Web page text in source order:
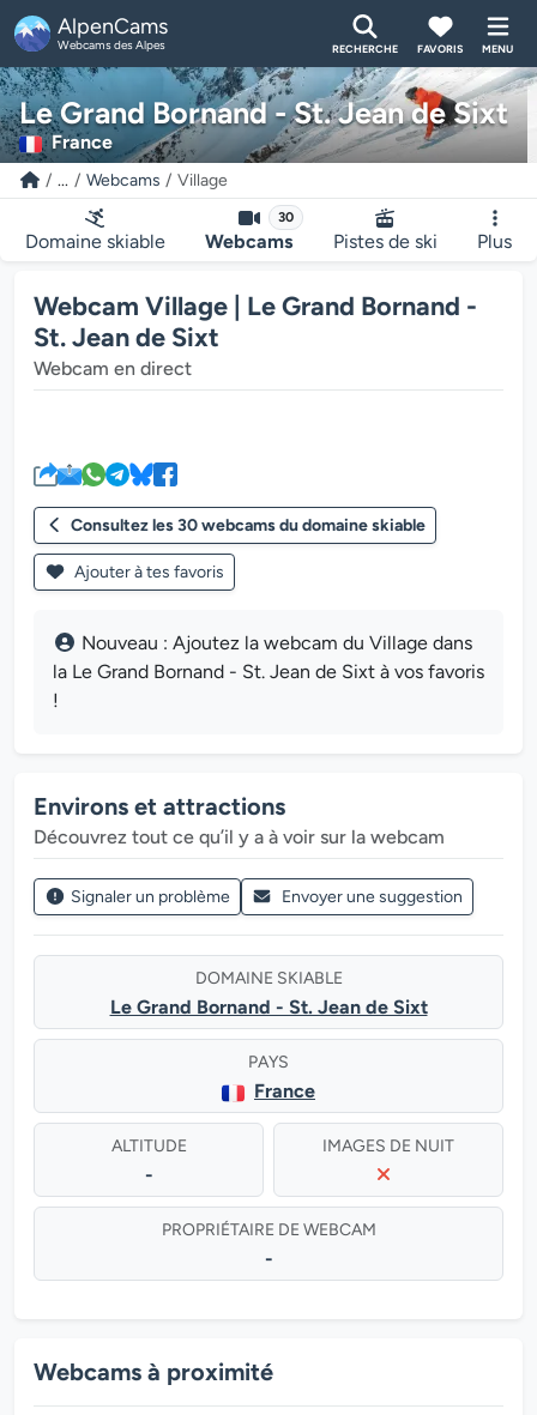
AlpenCams
Webcams des Alpes RECHERCHE FAVORIS MENU
Le Grand Bornand - St. Jean de Sixt
France
... Webcams Village
Domaine skiable
30
Webcams Pistes de ski Plus
Webcam Village | Le Grand Bornand -
St. Jean de Sixt
Webcam en direct
Consultez les 30 webcams du domaine skiable
Ajouter à tes favoris
Nouveau : Ajoutez la webcam du Village dans
la Le Grand Bornand - St. Jean de Sixt à vos favoris
!
Environs et attractions
Découvrez tout ce qu’il y a à voir sur la webcam
Signaler un problème Envoyer une suggestion
DOMAINE SKIABLE
Le Grand Bornand - St. Jean de Sixt
PAYS
France
ALTITUDE
-
IMAGES DE NUIT
PROPRIÉTAIRE DE WEBCAM
-
Webcams à proximité